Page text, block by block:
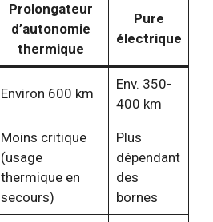
Prolongateur
d’autonomie
thermique
Pure
électrique
Environ 600 km
Env. 350-
400 km
Moins critique
(usage
thermique en
secours)
Plus
dépendant
des
bornes